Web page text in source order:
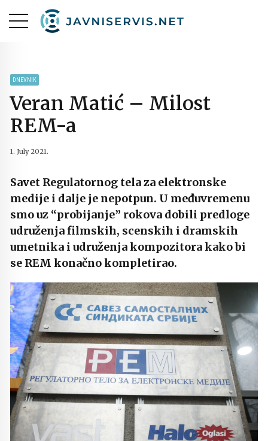
DNEVNIK
Veran Matić – Milost
REM-a
1. July 2021.
Savet Regulatornog tela za elektronske
medije i dalje je nepotpun. U međuvremenu
smo uz “probijanje” rokova dobili predloge
udruženja filmskih, scenskih i dramskih
umetnika i udruženja kompozitora kako bi
se REM konačno kompletirao.